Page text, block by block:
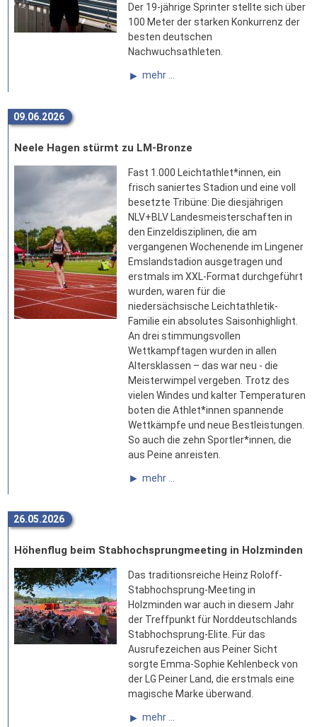
Der 19-jährige Sprinter stellte sich über
100 Meter der starken Konkurrenz der
besten deutschen
Nachwuchsathleten.
mehr ...
09.06.2026
Neele Hagen stürmt zu LM-Bronze
Fast 1.000 Leichtathlet*innen, ein
frisch saniertes Stadion und eine voll
besetzte Tribüne: Die diesjährigen
NLV+BLV Landesmeisterschaften in
den Einzeldisziplinen, die am
vergangenen Wochenende im Lingener
Emslandstadion ausgetragen und
erstmals im XXL-Format durchgeführt
wurden, waren für die
niedersächsische Leichtathletik-
Familie ein absolutes Saisonhighlight.
An drei stimmungsvollen
Wettkampftagen wurden in allen
Altersklassen – das war neu - die
Meisterwimpel vergeben. Trotz des
vielen Windes und kalter Temperaturen
boten die Athlet*innen spannende
Wettkämpfe und neue Bestleistungen.
So auch die zehn Sportler*innen, die
aus Peine anreisten.
mehr ...
26.05.2026
Höhenflug beim Stabhochsprungmeeting in Holzminden
Das traditionsreiche Heinz Roloff-
Stabhochsprung-Meeting in
Holzminden war auch in diesem Jahr
der Treffpunkt für Norddeutschlands
Stabhochsprung-Elite. Für das
Ausrufezeichen aus Peiner Sicht
sorgte Emma-Sophie Kehlenbeck von
der LG Peiner Land, die erstmals eine
magische Marke überwand.
mehr ...